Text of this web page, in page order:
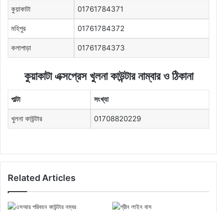
কুয়াকাটা 01761784371
মহিপুর 01761784372
কলাপাড়া 01761784373
কুয়াকাটা এক্সপ্রেস খুলনা কাউন্টার নাম্বার ও ঠিকানা
পাল্টা সংখ্যা
খুলনা কাউন্টার 01708820229
Related Articles